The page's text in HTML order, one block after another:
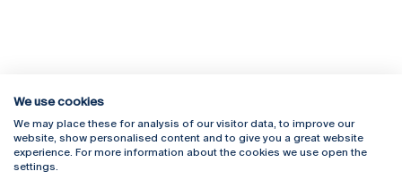
Rua Diogo Botelho 1327
4169-005 Porto
+351 226 196 240
Campus Online
Webmail
We use cookies
We may place these for analysis of our visitor data, to improve our
website, show personalised content and to give you a great website
experience. For more information about the cookies we use open the
settings.